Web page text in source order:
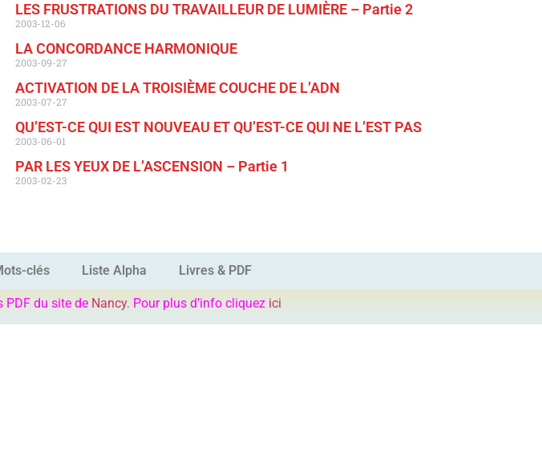
LES FRUSTRATIONS DU TRAVAILLEUR DE LUMIÈRE – Partie 2
2003-12-06
LA CONCORDANCE HARMONIQUE
2003-09-27
ACTIVATION DE LA TROISIÈME COUCHE DE L’ADN
2003-07-27
QU’EST-CE QUI EST NOUVEAU ET QU’EST-CE QUI NE L’EST PAS
2003-06-01
PAR LES YEUX DE L’ASCENSION – Partie 1
2003-02-23
clés Liste Alpha Livres & PDF
PDF du site de Nancy. Pour plus d’info cliquez ici